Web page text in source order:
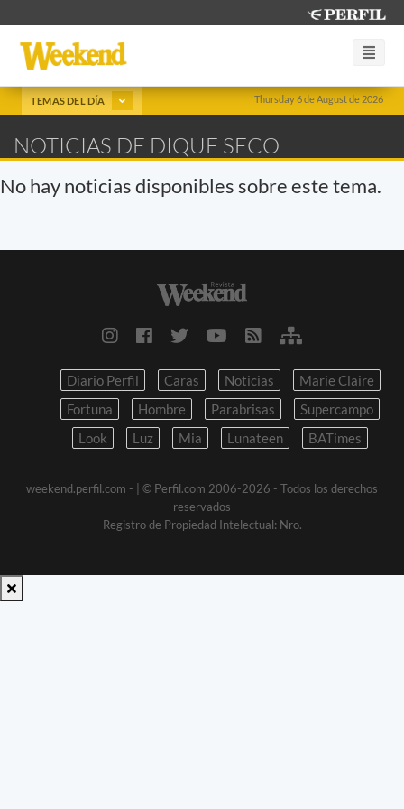
Thursday 6 de August de 2026
TEMAS DEL DÍA
NOTICIAS DE DIQUE SECO
No hay noticias disponibles sobre este tema.
Diario Perfil Caras Noticias
Marie Claire
Fortuna
Hombre Parabrisas
Supercampo
Look
Luz Mia Lunateen BATimes
weekend.perfil.com -
| © Perfil.com 2006-2026 - Todos los derechos
reservados
Registro de Propiedad Intelectual: Nro.